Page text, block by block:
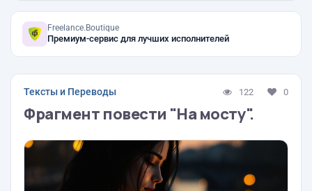
Freelance.Boutique
Премиум-сервис для лучших исполнителей
Тексты и Переводы 122 0
Фрагмент повести "На мосту".